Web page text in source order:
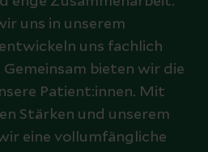
uns in unserem
uns fachlich
bieten wir die
Patient:innen. Mit
Stärken und unserem
eine vollumfängliche